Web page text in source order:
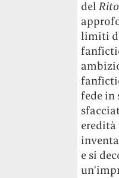
del
limiti
fede in
eredità
e si